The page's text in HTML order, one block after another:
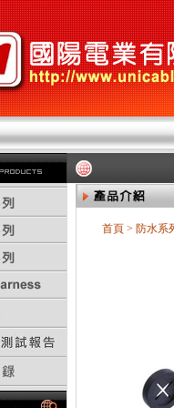
首頁 > 防水系